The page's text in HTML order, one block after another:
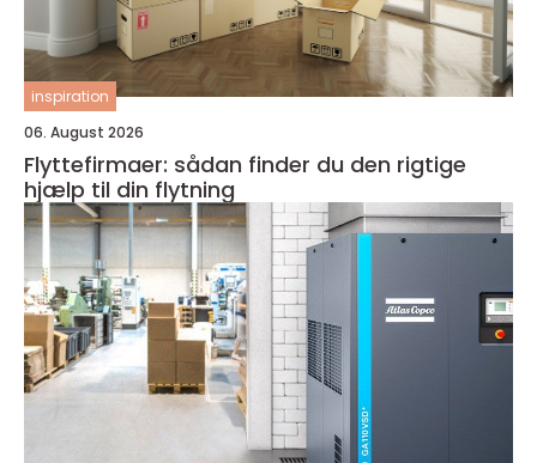
inspiration
06. August 2026
Flyttefirmaer: sådan finder du den rigtige
hjælp til din flytning